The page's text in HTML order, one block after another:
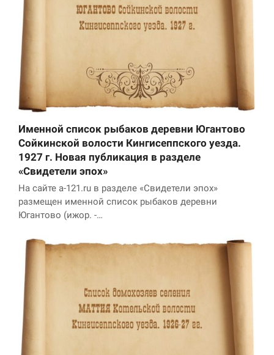
Именной список рыбаков деревни Югантово
Сойкинской волости Кингисеппского уезда.
1927 г. Новая публикация в разделе
«Свидетели эпох»
На сайте a-121.ru в разделе «Свидетели эпох»
размещен именной список рыбаков деревни
Югантово (ижор. -…
Пользовательский
максимально
эффективной работы
нашего сайта во
время вашего
использования этих
файлов cookie
приведет к
исчезновению
интересами и
сайта, вы повышаете
вероятность того, что
персонализированный